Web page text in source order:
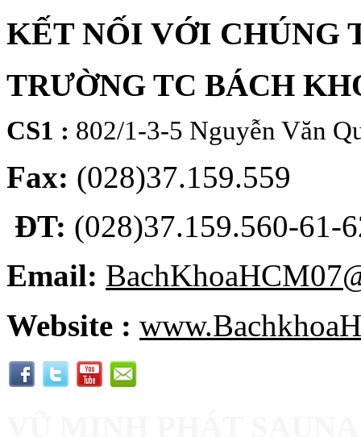
KẾT NỐI VỚI CHÚNG
TRƯỜNG TC BÁCH
CS1 : 802/1-3-5 Nguyễn Văn
Fax: (028)37.159.559
ĐT: (028)37.159.560-61-
Email:
Website :